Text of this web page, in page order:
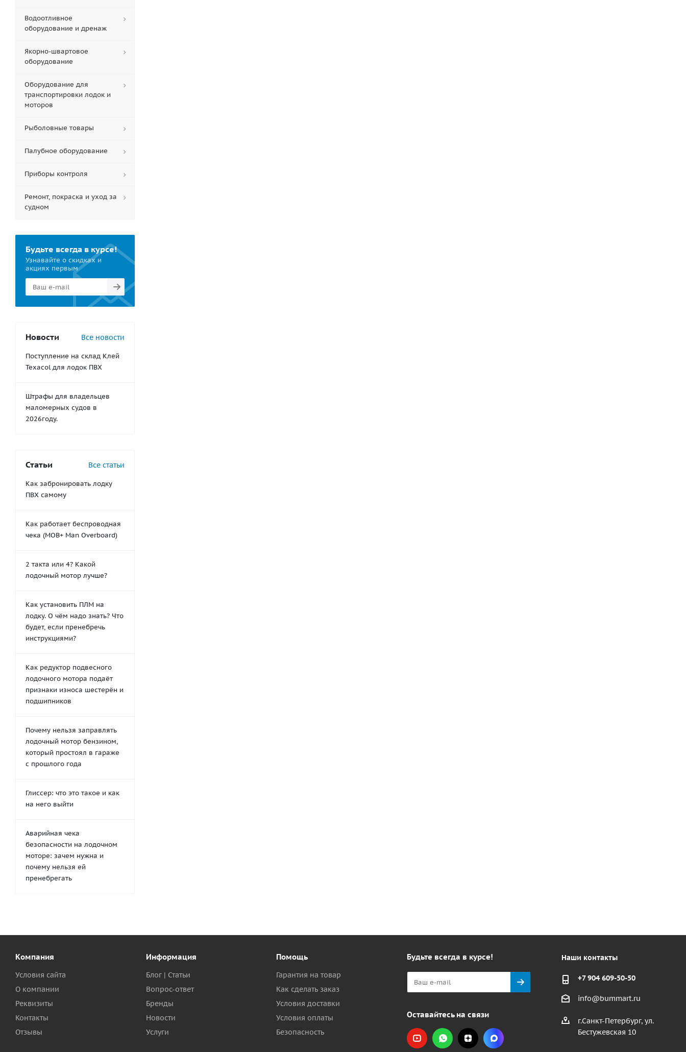
Водоотливное
оборудование и дренаж
Якорно-швартовое
оборудование
Оборудование для
транспортировки лодок и
моторов
Рыболовные товары
Палубное оборудование
Приборы контроля
Ремонт, покраска и уход за
судном
Будьте всегда в курсе!
Узнавайте о скидках и
акциях первым
Новости Все новости
Поступление на склад Клей
Texacol для лодок ПВХ
Штрафы для владельцев
маломерных судов в
2026году.
Статьи Все статьи
Как забронировать лодку
ПВХ самому
Как работает беспроводная
чека (MOB+ Man Overboard)
2 такта или 4? Какой
лодочный мотор лучше?
Как установить ПЛМ на
лодку. О чём надо знать? Что
будет, если пренебречь
инструкциями?
Как редуктор подвесного
лодочного мотора подаёт
признаки износа шестерён и
подшипников
Почему нельзя заправлять
лодочный мотор бензином,
который простоял в гараже
с прошлого года
Глиссер: что это такое и как
на него выйти
Аварийная чека
безопасности на лодочном
моторе: зачем нужна и
почему нельзя ей
пренебрегать
Компания
Условия сайта
О компании
Реквизиты
Контакты
Отзывы
Информация
Блог | Статьи
Вопрос-ответ
Бренды
Новости
Услуги
Помощь
Гарантия на товар
Как сделать заказ
Условия доставки
Условия оплаты
Безопасность
Будьте всегда в курсе!
Оставайтесь на связи
Наши контакты
+7 904 609-50-50
info@bummart.ru
г.Санкт-Петербург, ул.
Бестужевская 10